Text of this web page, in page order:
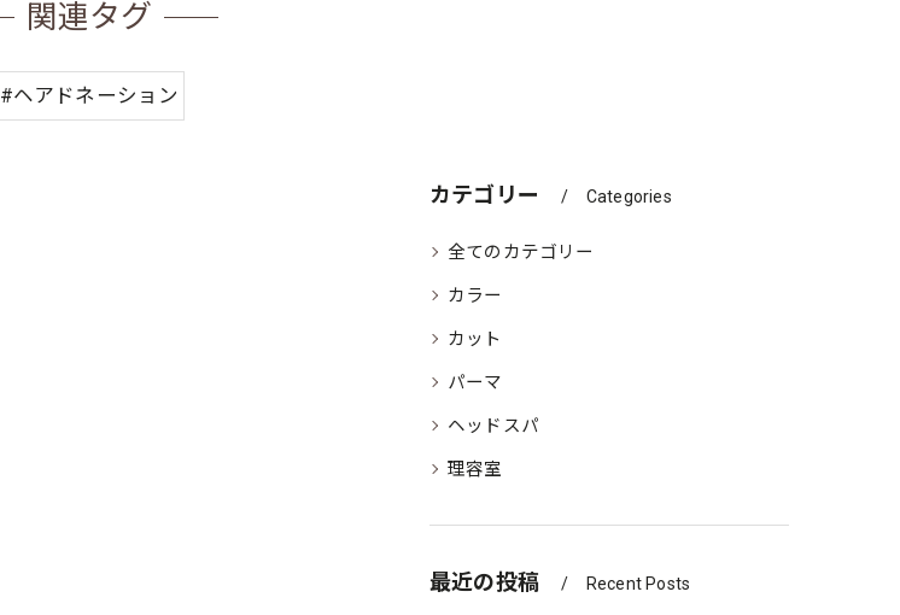
関連タグ
#ヘアドネーション
カテゴリー Categories
全てのカテゴリー
カラー
カット
パーマ
ヘッドスパ
理容室
最近の投稿 Recent Posts